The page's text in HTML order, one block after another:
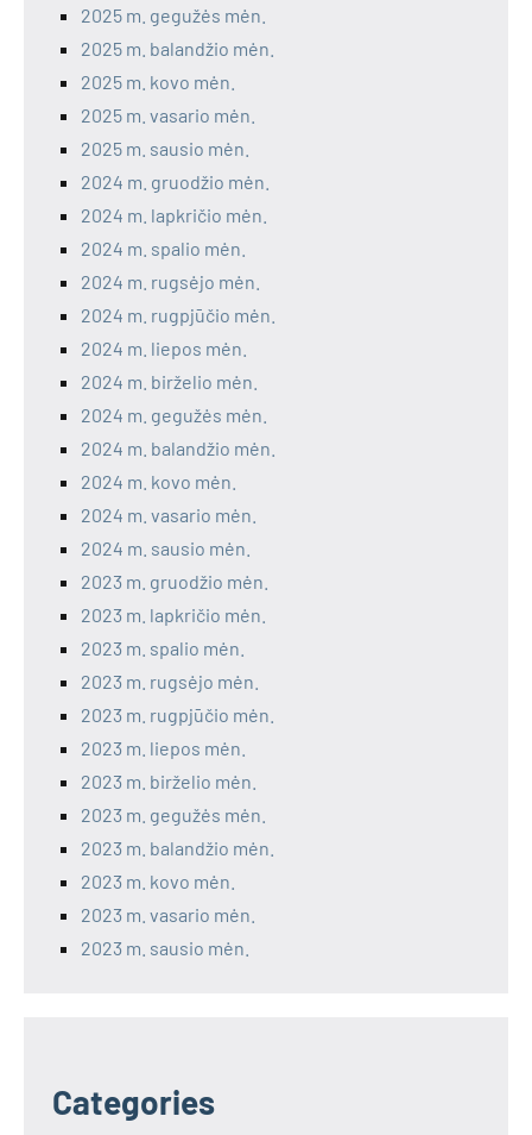
2025 m. gegužės mėn.
2025 m. balandžio mėn.
2025 m. kovo mėn.
2025 m. vasario mėn.
2025 m. sausio mėn.
2024 m. gruodžio mėn.
2024 m. lapkričio mėn.
2024 m. spalio mėn.
2024 m. rugsėjo mėn.
2024 m. rugpjūčio mėn.
2024 m. liepos mėn.
2024 m. birželio mėn.
2024 m. gegužės mėn.
2024 m. balandžio mėn.
2024 m. kovo mėn.
2024 m. vasario mėn.
2024 m. sausio mėn.
2023 m. gruodžio mėn.
2023 m. lapkričio mėn.
2023 m. spalio mėn.
2023 m. rugsėjo mėn.
2023 m. rugpjūčio mėn.
2023 m. liepos mėn.
2023 m. birželio mėn.
2023 m. gegužės mėn.
2023 m. balandžio mėn.
2023 m. kovo mėn.
2023 m. vasario mėn.
2023 m. sausio mėn.
Categories